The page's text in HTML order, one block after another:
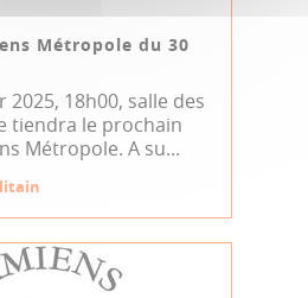
Métropole du 30
2025, 18h00, salle des
tiendra le prochain
Métropole. A su...